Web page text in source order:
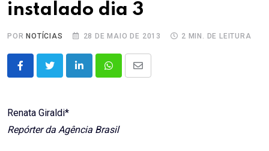
instalado dia 3
POR NOTÍCIAS 28 DE MAIO DE 2013 2 MIN. DE LEITURA
LinkedInWhatsappShare
Renata Giraldi*
Repórter da Agência Brasil